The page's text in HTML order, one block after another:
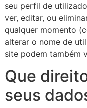
seu perfil de
ver, editar, ou
qualquer momento
alterar o nome de
site podem também
Que
seus